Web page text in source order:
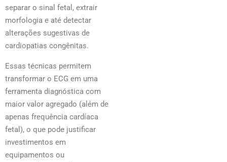
separar o sinal fetal, extrair
morfologia e até detectar
alterações sugestivas de
cardiopatias congênitas.
Essas técnicas permitem
transformar o ECG em uma
ferramenta diagnóstica com
maior valor agregado (além de
apenas frequência cardíaca
fetal), o que pode justificar
investimentos em
equipamentos ou